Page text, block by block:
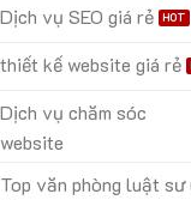
Dịch vụ SEO giá rẻ
thiết kế website giá rẻ
Dịch vụ chăm sóc
website
Top văn phòng luật sư